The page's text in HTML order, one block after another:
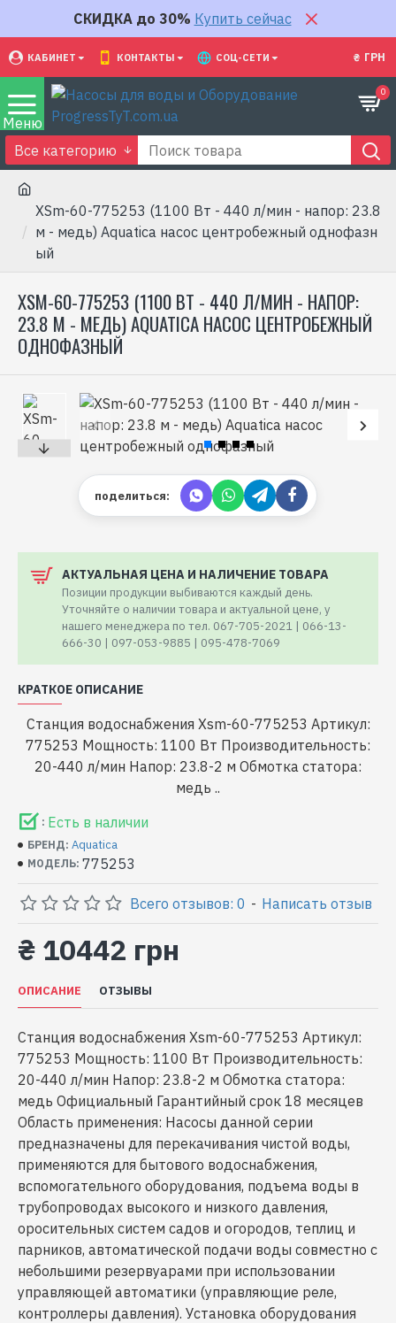
СКИДКА до 30% Купить сейчас
КАБИНЕТ КОНТАКТЫ СОЦ-СЕТИ ₴ ГРН
0
Все категорию
XSm-60-775253 (1100 Вт - 440 л/мин - напор: 23.8
м - медь) Aquatica насос центробежный однофазн
ый
XSM-60-775253 (1100 ВТ - 440 Л/МИН - НАПОР:
23.8 М - МЕДЬ) AQUATICA НАСОС ЦЕНТРОБЕЖНЫЙ
ОДНОФАЗНЫЙ
поделиться:
АКТУАЛЬНАЯ ЦЕНА И НАЛИЧЕНИЕ ТОВАРА
Позиции продукции выбиваются каждый день.
Уточняйте о наличии товара и актуальной цене, у
нашего менеджера по тел. 067-705-2021 | 066-13-
666-30 | 097-053-9885 | 095-478-7069
КРАТКОЕ ОПИСАНИЕ
Станция водоснабжения Xsm-60-775253 Артикул:
775253 Мощность: 1100 Вт Производительность:
20-440 л/мин Напор: 23.8-2 м Обмотка статора:
медь ..
: Есть в наличии
БРЕНД: Aquatica
МОДЕЛЬ: 775253
Всего отзывов: 0 - Написать отзыв
₴ 10442 грн
ОПИСАНИЕ ОТЗЫВЫ
Станция водоснабжения Xsm-60-775253 Артикул:
775253 Мощность: 1100 Вт Производительность:
20-440 л/мин Напор: 23.8-2 м Обмотка статора:
медь Официальный Гарантийный срок 18 месяцев
Область применения: Насосы данной серии
предназначены для перекачивания чистой воды,
применяются для бытового водоснабжения,
вспомогательного оборудования, подъема воды в
трубопроводах высокого и низкого давления,
оросительных систем садов и огородов, теплиц и
парников, автоматической подачи воды совместно с
небольшими резервуарами при использовании
управляющей автоматики (управляющие реле,
контроллеры давления). Установка оборудования